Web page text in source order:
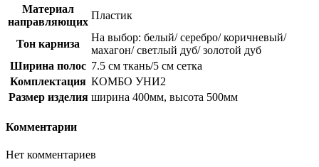
Материал
направляющих
Пластик
Тон карниза
На выбор: белый/ серебро/ коричневый/
махагон/ светлый дуб/ золотой дуб
Ширина полос 7.5 см ткань/5 см сетка
Комплектация КОМБО УНИ2
Размер изделия ширина 400мм, высота 500мм
Комментарии
Нет комментариев